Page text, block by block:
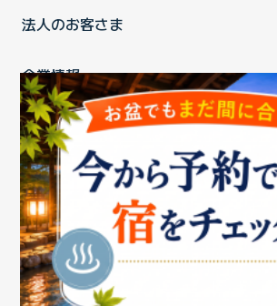
法人のお客さま
企業情報
ご利用中の方
お問い合わせ消費税の表示 ウェブアクセシ
個人情報保護ポリシープライバシーポータル
特定商取引法に基づく表記情報セキュリテ
商標についてBIGLOBEトップ